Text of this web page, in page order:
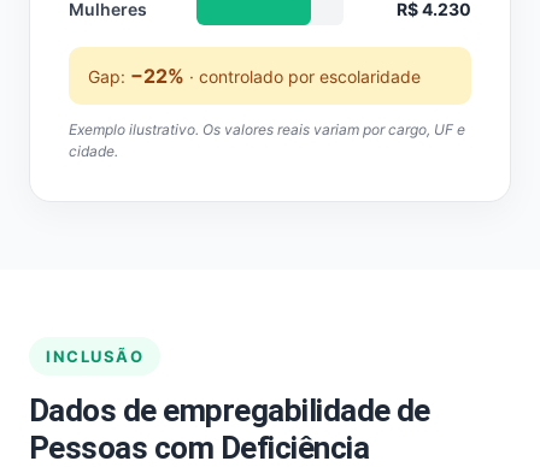
Mulheres R$ 4.230
Gap: −22% · controlado por escolaridade
Exemplo ilustrativo. Os valores reais variam por cargo, UF e
cidade.
INCLUSÃO
Dados de empregabilidade de
Pessoas com Deficiência